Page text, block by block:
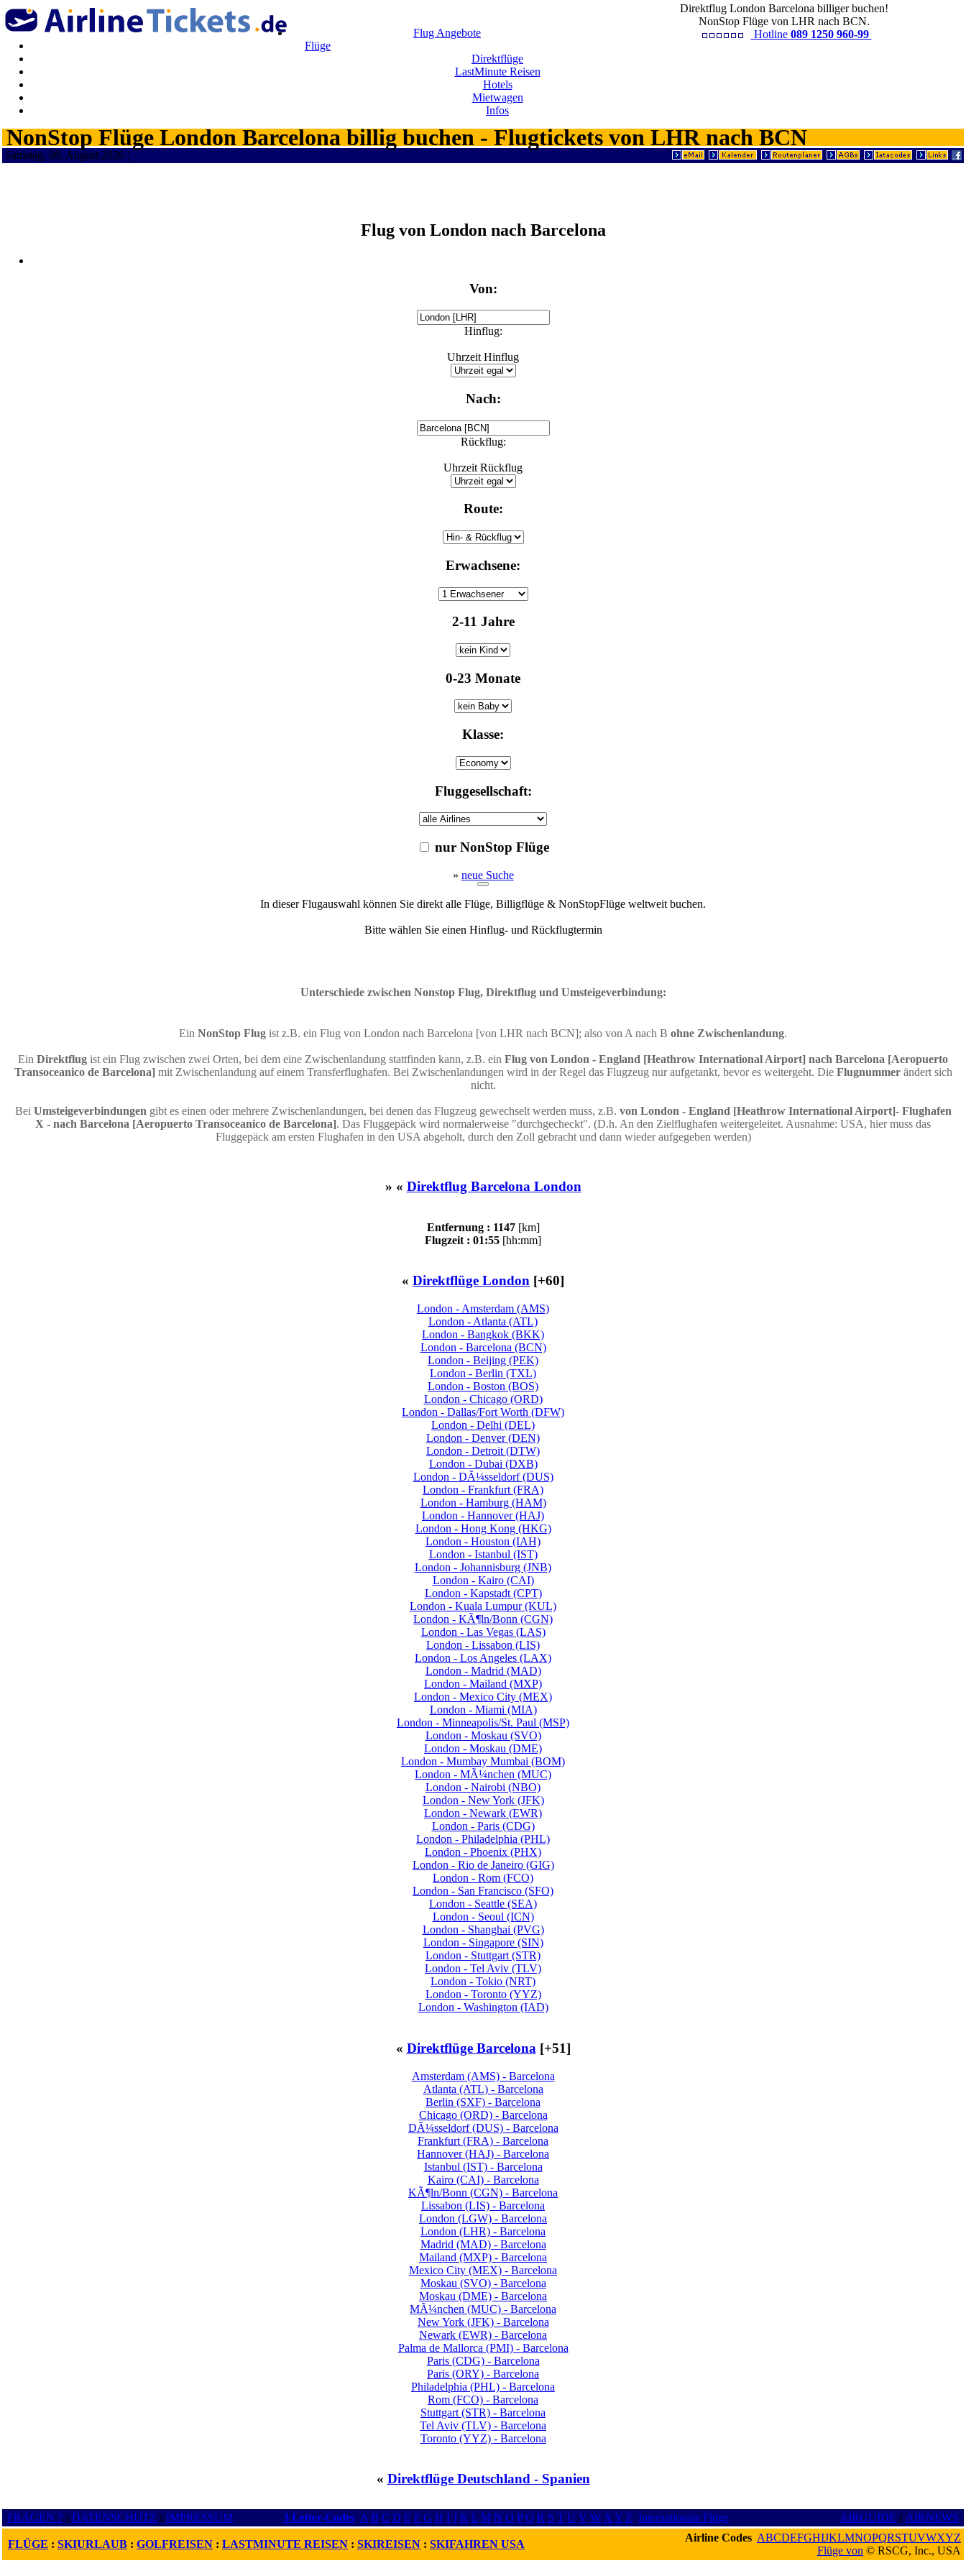
Direktflug London Barcelona billiger buchen!
NonStop Flüge von LHR nach BCN.
Hotline 089 1250 960-99
Flug Angebote
Flüge
Direktflüge
LastMinute Reisen
Hotels
Mietwagen
Infos
NonStop Flüge London Barcelona billig buchen - Flugtickets von LHR nach BCN
Samstag, 08. August 2026 ¦
Flug von London nach Barcelona
Von:
Hinflug:
Uhrzeit Hinflug
Nach:
Rückflug:
Uhrzeit Rückflug
Route:
Erwachsene:
2-11 Jahre
0-23 Monate
Klasse:
Fluggesellschaft:
nur NonStop Flüge
» neue Suche
In dieser Flugauswahl können Sie direkt alle Flüge, Billigflüge & NonStopFlüge weltweit buchen.
Bitte wählen Sie einen Hinflug- und Rückflugtermin
Unterschiede zwischen Nonstop Flug, Direktflug und Umsteigeverbindung:
Ein NonStop Flug ist z.B. ein Flug von London nach Barcelona [von LHR nach BCN]; also von A nach B ohne Zwischenlandung.
Ein Direktflug ist ein Flug zwischen zwei Orten, bei dem eine Zwischenlandung stattfinden kann, z.B. ein Flug von London - England [Heathrow International Airport] nach Barcelona [Aeropuerto
Transoceanico de Barcelona] mit Zwischenlandung auf einem Transferflughafen. Bei Zwischenlandungen wird in der Regel das Flugzeug nur aufgetankt, bevor es weitergeht. Die Flugnummerändert sich
nicht.
Bei Umsteigeverbindungen gibt es einen oder mehrere Zwischenlandungen, bei denen das Flugzeug gewechselt werden muss, z.B. von London - England [Heathrow International Airport]- Flughafen
X - nach Barcelona [Aeropuerto Transoceanico de Barcelona]. Das Fluggepäck wird normalerweise "durchgecheckt". (D.h. An den Zielflughafen weitergeleitet. Ausnahme: USA, hier muss das
Fluggepäck am ersten Flughafen in den USA abgeholt, durch den Zoll gebracht und dann wieder aufgegeben werden)
» « Direktflug Barcelona London
Entfernung : 1147[km]
Flugzeit : 01:55 [hh:mm]
« Direktflüge London [+60]
London - Amsterdam (AMS)
London - Atlanta (ATL)
London - Bangkok (BKK)
London - Barcelona (BCN)
London - Beijing (PEK)
London - Berlin (TXL)
London - Boston (BOS)
London - Chicago (ORD)
London - Dallas/Fort Worth (DFW)
London - Delhi (DEL)
London - Denver (DEN)
London - Detroit (DTW)
London - Dubai (DXB)
London - DÃ¼sseldorf (DUS)
London - Frankfurt (FRA)
London - Hamburg (HAM)
London - Hannover (HAJ)
London - Hong Kong (HKG)
London - Houston (IAH)
London - Istanbul (IST)
London - Johannisburg (JNB)
London - Kairo (CAI)
London - Kapstadt (CPT)
London - Kuala Lumpur (KUL)
London - KÃ¶ln/Bonn (CGN)
London - Las Vegas (LAS)
London - Lissabon (LIS)
London - Los Angeles (LAX)
London - Madrid (MAD)
London - Mailand (MXP)
London - Mexico City (MEX)
London - Miami (MIA)
London - Minneapolis/St. Paul (MSP)
London - Moskau (SVO)
London - Moskau (DME)
London - Mumbay Mumbai (BOM)
London - MÃ¼nchen (MUC)
London - Nairobi (NBO)
London - New York (JFK)
London - Newark (EWR)
London - Paris (CDG)
London - Philadelphia (PHL)
London - Phoenix (PHX)
London - Rio de Janeiro (GIG)
London - Rom (FCO)
London - San Francisco (SFO)
London - Seattle (SEA)
London - Seoul (ICN)
London - Shanghai (PVG)
London - Singapore (SIN)
London - Stuttgart (STR)
London - Tel Aviv (TLV)
London - Tokio (NRT)
London - Toronto (YYZ)
London - Washington (IAD)
« Direktflüge Barcelona [+51]
Amsterdam (AMS) - Barcelona
Atlanta (ATL) - Barcelona
Berlin (SXF) - Barcelona
Chicago (ORD) - Barcelona
DÃ¼sseldorf (DUS) - Barcelona
Frankfurt (FRA) - Barcelona
Hannover (HAJ) - Barcelona
Istanbul (IST) - Barcelona
Kairo (CAI) - Barcelona
KÃ¶ln/Bonn (CGN) - Barcelona
Lissabon (LIS) - Barcelona
London (LGW) - Barcelona
London (LHR) - Barcelona
Madrid (MAD) - Barcelona
Mailand (MXP) - Barcelona
Mexico City (MEX) - Barcelona
Moskau (SVO) - Barcelona
Moskau (DME) - Barcelona
MÃ¼nchen (MUC) - Barcelona
New York (JFK) - Barcelona
Newark (EWR) - Barcelona
Palma de Mallorca (PMI) - Barcelona
Paris (CDG) - Barcelona
Paris (ORY) - Barcelona
Philadelphia (PHL) - Barcelona
Rom (FCO) - Barcelona
Stuttgart (STR) - Barcelona
Tel Aviv (TLV) - Barcelona
Toronto (YYZ) - Barcelona
« Direktflüge Deutschland - Spanien
FRAGEN ? : DATENSCHUTZ : IMPRESSUM 3 Letter-Codes A B C D E F G H I J K L M N O P Q R S T U V W X Y Z Internationale Flüge AIRGUIDE : AIRNEWS
FLÜGE : SKIURLAUB : GOLFREISEN : LASTMINUTE REISEN : SKIREISEN : SKIFAHREN USA
Airline Codes ABCDEFGHIJKLMNOPQRSTUVWXYZ
Flüge von © RSCG, Inc., USA